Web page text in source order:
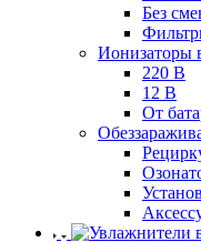
Без
Ионизаторы
220 В
12 В
От